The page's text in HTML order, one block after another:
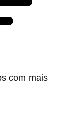
com mais